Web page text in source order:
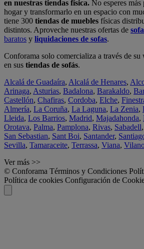
en nuestras tiendas física. No esperes
hogar y transformarlo en un espacio con
tiene 300 tiendas de muebles físicas
distintos. Aproveche nuestras ofertas de
baratos y liquidaciones de sofas.
Conforama solo comercializa a través de su
en sus tiendas de sofás.
Alcalá de Guadaíra, Alcalá de Henares,
Arinaga, Asturias, Badalona, Barakaldo,
Castellón, Chafiras, Cordoba, Elche,
Almería, La Coruña, La Laguna, La Zenia,
Lleida, Los Barrios, Madrid, Majadahonda,
Orotava, Palma, Pamplona, Rivas, Sabadell,
San Sebastian, Sant Boi, Santander,
Sevilla, Tamaraceite, Terrassa, Viana,
Ver más >>
© Conforama Términos y Condiciones
Política de cookies Configuración de